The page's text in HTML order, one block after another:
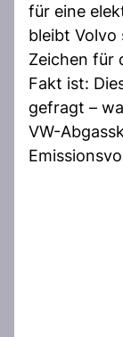
für eine
bleibt
Zeichen für
Fakt ist:
gefragt –
VW-